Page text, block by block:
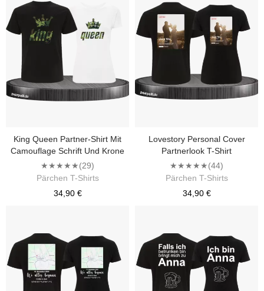
King Queen Partner-Shirt Mit
Camouflage Schrift Und Krone
★★★★★(29)
Pärchen T-Shirts
34,90 €
Lovestory Personal Cover
Partnerlook T-Shirt
★★★★★(44)
Pärchen T-Shirts
34,90 €